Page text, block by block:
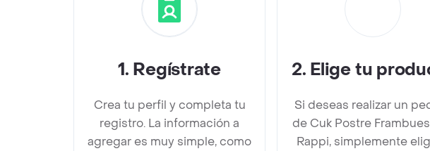
1. Regístrate
Crea tu perfil y completa tu
registro. La información a
agregar es muy simple, como
2. Elige tu
Si deseas realizar un
de Cuk Postre
Rappi, simplemente